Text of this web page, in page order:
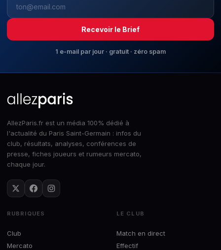
Recevoir le Brief
1 e-mail par jour · gratuit · zéro spam
AllezParis.fr est un média 100% dédié à
l'actualité du Paris Saint-Germain : infos du
club, résultats, analyses, conférences de
presse, fiches joueurs et rumeurs mercato,
chaque jour.
RUBRIQUES
Club
Mercato
LE CLUB
Match en direct
Effectif